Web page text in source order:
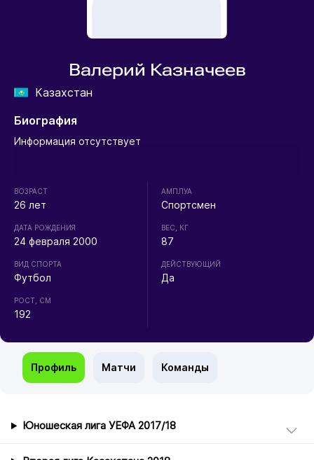
Валерий Казначеев
Казахстан
Биография
Информация отсутствует
ВОЗРАСТ
26 лет
ДАТА РОЖДЕНИЯ
24 февраля 2000
ВИД СПОРТА
Футбол
РОСТ, СМ
192
АМПЛУА
Спортсмен
ВЕС, КГ
87
ДЕЙСТВУЮЩИЙ
Да
Профиль Матчи Команды
Юношеская лига УЕФА 2017/18